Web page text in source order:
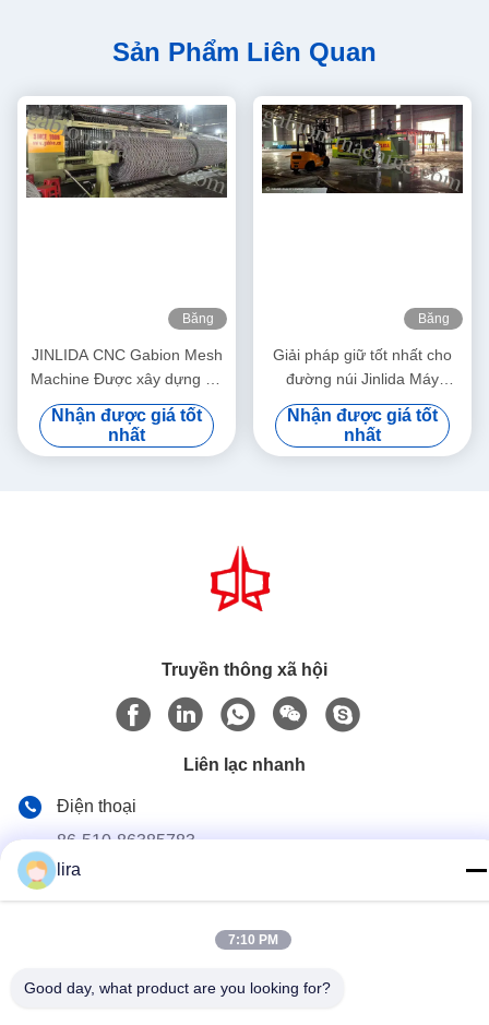
Sản Phẩm Liên Quan
Băng
JINLIDA CNC Gabion Mesh
Machine Được xây dựng để
sản xuất đáng tin cậy và có
lợi nhuận
Nhận được giá tốt
nhất
Băng
Giải pháp giữ tốt nhất cho
đường núi Jinlida Máy
Gabion CNC hỗ trợ các dự
án bảo vệ sườn núi toàn cầu
Nhận được giá tốt
nhất
Truyền thông xã hội
Liên lạc nhanh
Điện thoại
86-510-86385783
Số 102, Yungu Road, Zhutang Town, thành phố Jiangyin,
lira
7:10 PM
Good day, what product are you looking for?